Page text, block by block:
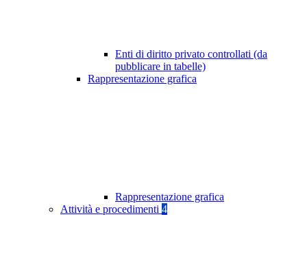
Enti di diritto privato controllati (da
pubblicare in tabelle)
Rappresentazione grafica
Rappresentazione grafica
Attività e procedimenti 4